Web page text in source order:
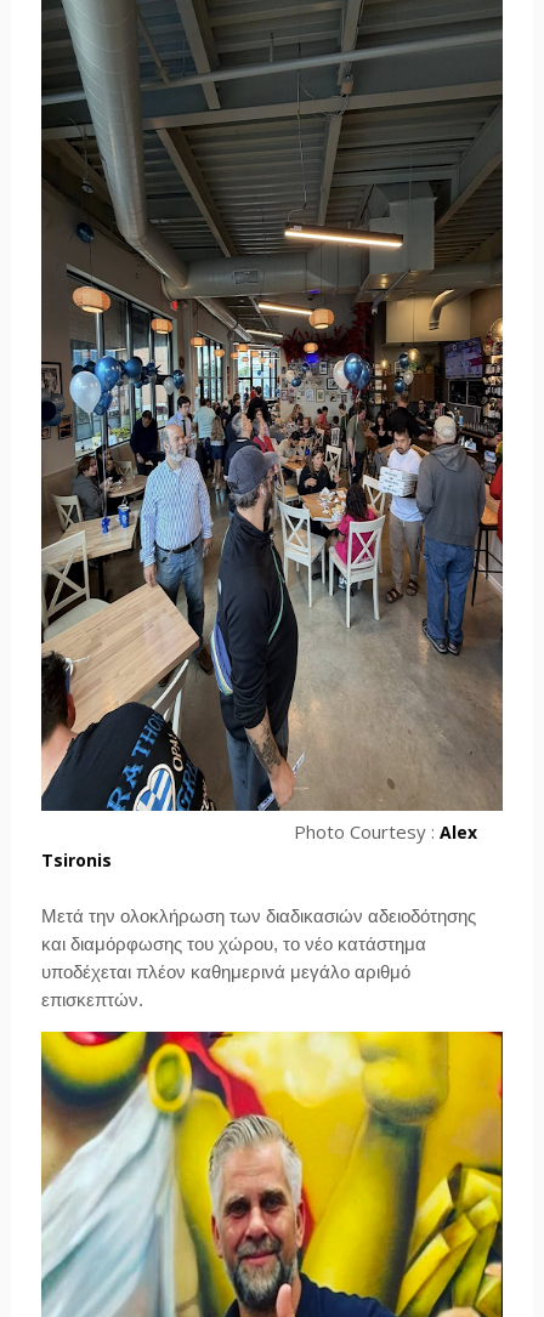
Photo Courtesy : Alex
Tsironis
Μετά την ολοκλήρωση των διαδικασιών αδειοδότησης
και διαμόρφωσης του χώρου, το νέο κατάστημα
υποδέχεται πλέον καθημερινά μεγάλο αριθμό
επισκεπτών.